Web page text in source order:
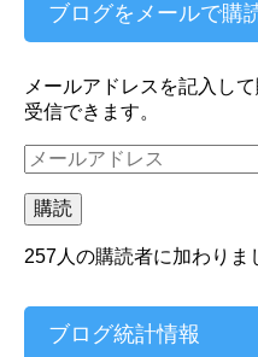
ブログをメールで購
メールアドレスを記入し
受信できます。
メ
ー
ル
ア
ド
ス
購読
257人の購読者に加わりま
ブログ統計情報